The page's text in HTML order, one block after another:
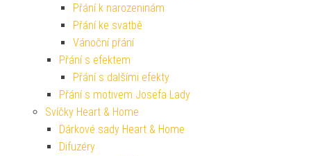
Přání k narozeninám
Přání ke svatbě
Vánoční přání
Přání s efektem
Přání s dalšími efekty
Přání s motivem Josefa Lady
Svíčky Heart & Home
Dárkové sady Heart & Home
Difuzéry